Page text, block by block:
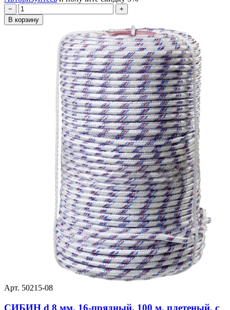
−
+
В корзину
Арт. 50215-08
СИБИН d 8 мм, 16-прядный, 100 м, плетеный, с